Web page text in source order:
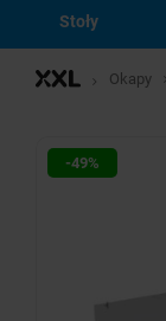
Stoły
Okapy
-49%